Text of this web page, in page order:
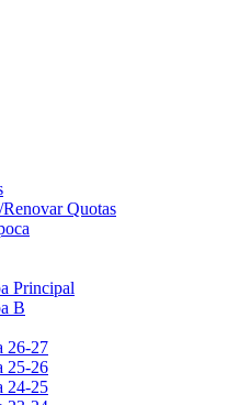
Quotas
Principal
B
26-27
25-26
24-25